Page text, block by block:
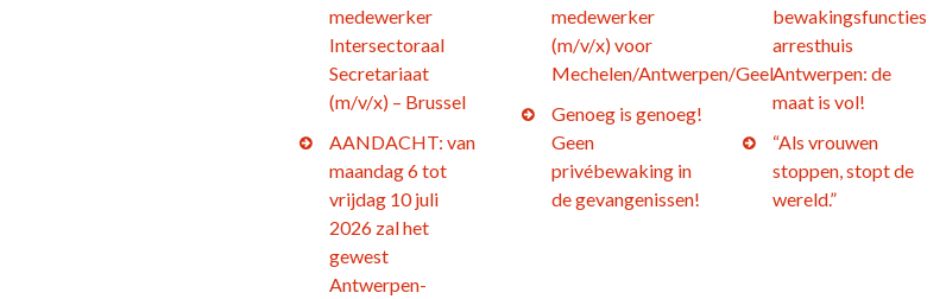
medewerker
Intersectoraal
Secretariaat
(m/v/x) – Brussel
AANDACHT: van
maandag 6 tot
vrijdag 10 juli
2026 zal het
gewest
Antwerpen-
medewerker
(m/v/x) voor
Mechelen/Antwerpen/Geel
Genoeg is genoeg!
Geen
privébewaking in
de gevangenissen!
bewakingsfuncties
arresthuis
Antwerpen: de
maat is vol!
“Als vrouwen
stoppen, stopt de
wereld.”